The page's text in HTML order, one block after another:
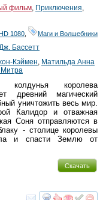
фильм Приключения
1080 Маги и Волшебники
Бассетт
Кэймен Матильда Анна
колдунья королева
древний магический
уничтожить весь мир.
Калидор и отважная
Соня отправляются в
- столице королевы
и спасти Землю от
Скачать